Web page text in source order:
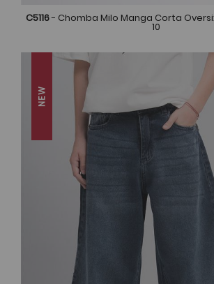
C5116- Chomba Milo Manga Corta
10
NEW